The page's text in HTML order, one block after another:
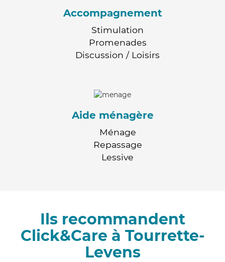
Accompagnement
Stimulation
Promenades
Discussion / Loisirs
Aide ménagère
Ménage
Repassage
Lessive
Ils recommandent
Click&Care à Tourrette-
Levens